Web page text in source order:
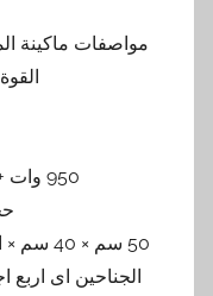
مواصفات ماكينة الموديل603 ماركة
950 وات + 800 وات اللحام تقريبي
الجناحين اى اربع